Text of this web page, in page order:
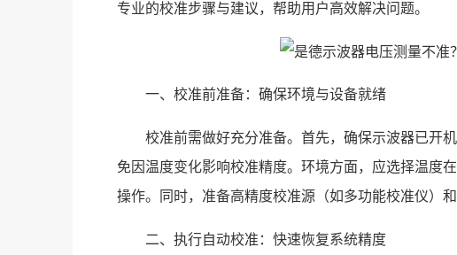
专业的校准步骤与建议，帮助用户高效解决问题。
一、校准前准备：确保环境与设备就绪
校准前需做好充分准备。首先，确保示波器已开
免因温度变化影响校准精度。环境方面，应选择温度
操作。同时，准备高精度校准源（如多功能校准仪）
二、执行自动校准：快速恢复系统精度